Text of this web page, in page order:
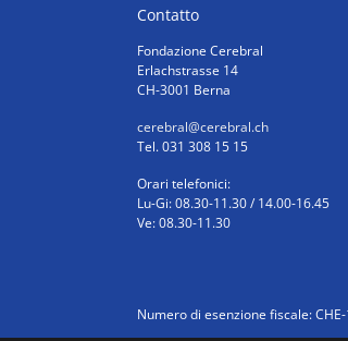
Contatto
Fondazione Cerebral
Erlachstrasse 14
CH-3001 Berna
cerebral@cerebral.ch
Tel. 031 308 15 15
Orari telefonici:
Lu-Gi: 08.30-11.30 / 14.00-16.45
Ve: 08.30-11.30
Numero di esenzione fiscale: